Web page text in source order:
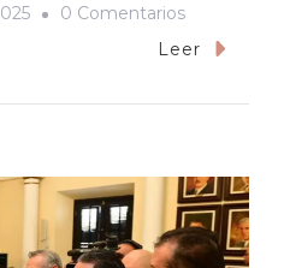
0 ComentariosEn
La
Agua
Del
Río
Leer